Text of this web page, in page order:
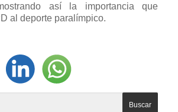
así la importancia que
al deporte paralímpico.